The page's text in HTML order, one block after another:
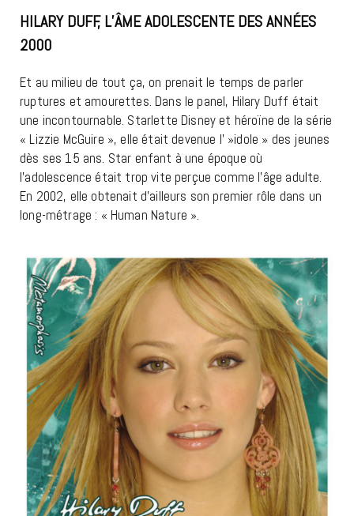
HILARY DUFF, L’ÂME ADOLESCENTE DES ANNÉES
2000
Et au milieu de tout ça, on prenait le temps de parler
ruptures et amourettes. Dans le panel, Hilary Duff était
une incontournable. Starlette Disney et héroïne de la série
« Lizzie McGuire », elle était devenue l' »idole » des jeunes
dès ses 15 ans. Star enfant à une époque où
l’adolescence était trop vite perçue comme l’âge adulte.
En 2002, elle obtenait d’ailleurs son premier rôle dans un
long-métrage : « Human Nature ».